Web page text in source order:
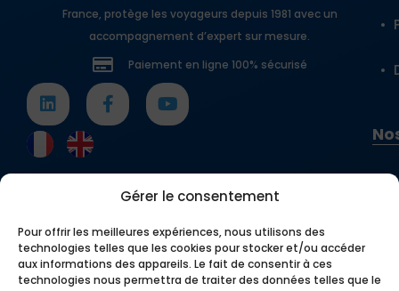
Gérer le consentement
Pour offrir les meilleures expériences, nous utilisons des
technologies telles que les cookies pour stocker et/ou accéder
aux informations des appareils. Le fait de consentir à ces
technologies nous permettra de traiter des données telles que le
France, protège les voyageurs depuis 1981 avec un
accompagnement d’expert sur mesure.
Paiement en ligne 100% sécurisé